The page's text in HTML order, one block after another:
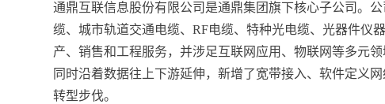
通鼎互联信息股份有限公司是通鼎集团旗下核心子公司。
缆、城市轨道交通电缆、RF电缆、特种光电缆、光器件仪
产、销售和工程服务，并涉足互联网应用、物联网等多元
同时沿着数据往上下游延伸，新增了宽带接入、软件定义
转型步伐。